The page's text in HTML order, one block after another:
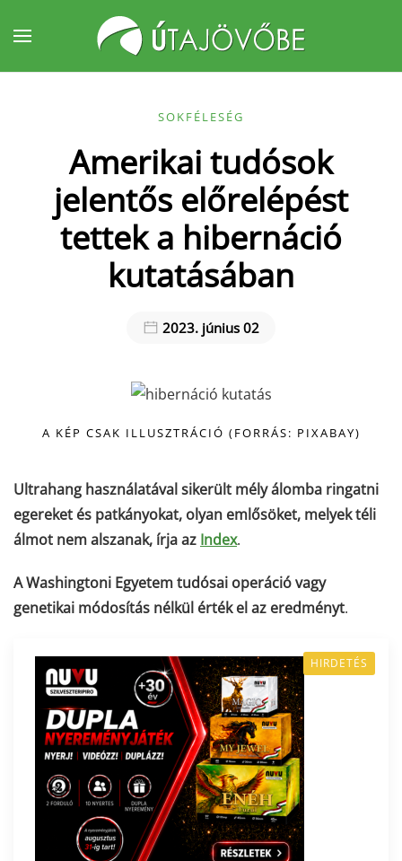
Fő tartalom átugrása
SOKFÉLESÉG
Amerikai tudósok
jelentős előrelépést
tettek a hibernáció
kutatásában
2023. június 02
A KÉP CSAK ILLUSZTRÁCIÓ (FORRÁS: PIXABAY)
Ultrahang használatával sikerült mély álomba ringatni
egereket és patkányokat, olyan emlősöket, melyek téli
álmot nem alszanak, írja az Index.
A Washingtoni Egyetem tudósai operáció vagy
genetikai módosítás nélkül érték el az eredményt.
HIRDETÉS